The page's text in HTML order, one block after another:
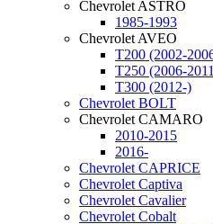
Chevrolet ASTRO
1985-1993
Chevrolet AVEO
T200 (2002-
T250 (2006-
T300 (2012-)
Chevrolet BOLT
Chevrolet CAMARO
2010-2015
2016-
Chevrolet CAPRICE
Chevrolet Captiva
Chevrolet Cavalier
Chevrolet Cobalt